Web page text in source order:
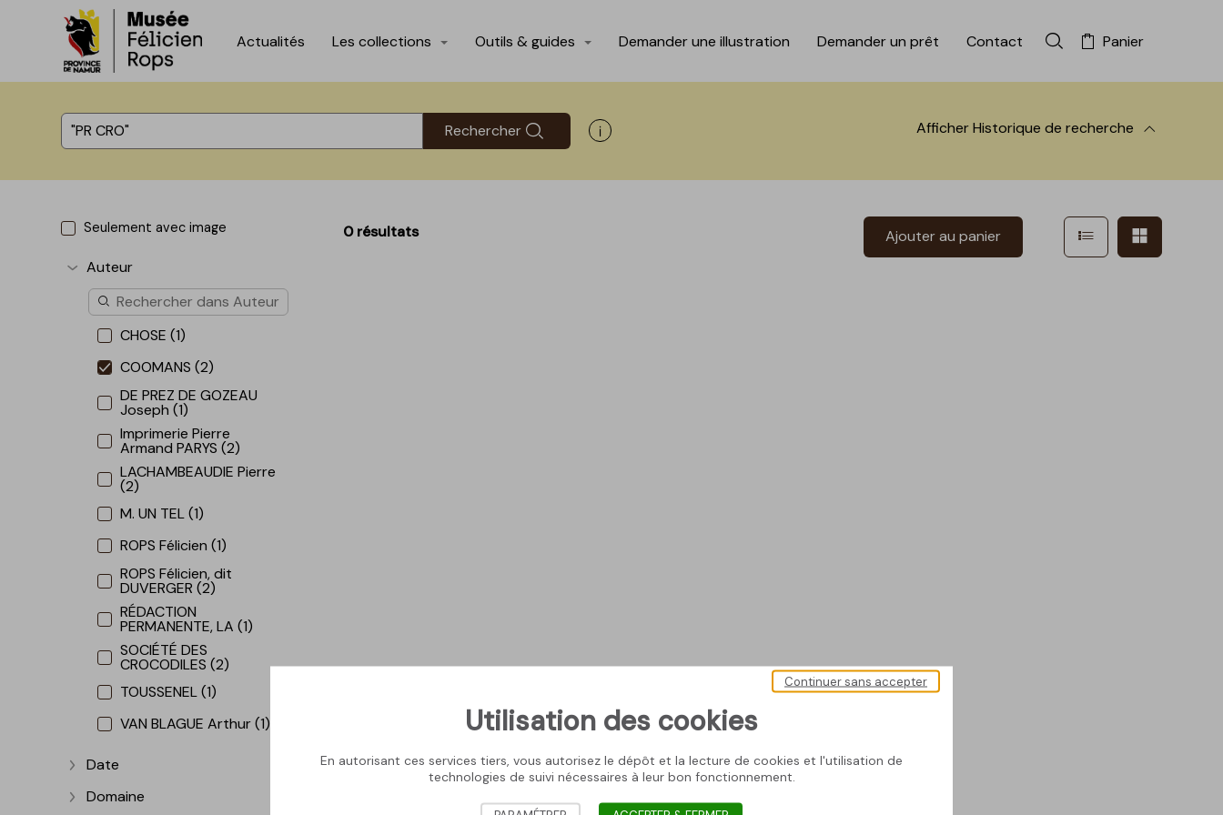
Accèder directement au contenu
Accèder directement au contenu
Actualités Les collections Outils & guides Demander une illustration Demander un prêt Contact Rechercher dans la
Panier
Rechercher Afficher les informations d'aide à la recherche AfficherHistorique de recherche
Seulement avec image
Afficher plus
Auteur
CHOSE (1)
COOMANS (2)
DE PREZ DE GOZEAU
Joseph (1)
Imprimerie Pierre
Armand PARYS (2)
LACHAMBEAUDIE Pierre
(2)
M. UN TEL (1)
ROPS Félicien (1)
ROPS Félicien, dit
DUVERGER (2)
RÉDACTION
PERMANENTE, LA (1)
SOCIÉTÉ DES
CROCODILES (2)
TOUSSENEL (1)
VAN BLAGUE Arthur (1)
Afficher plus
Date
Afficher plus
Domaine
0 résultats Ajouter au panier Afficher en mode
Utilisation des cookies
En autorisant ces services tiers, vous autorisez le dépôt et la lecture de cookies et l'utilisation de
technologies de suivi nécessaires à leur bon fonctionnement.
Continuer sans accepter